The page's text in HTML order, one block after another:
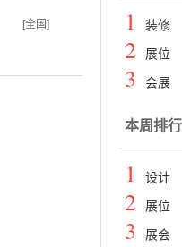
[全国] 1 装修
2 展位
3 会展
本周排行
1 设计
2 展位
3 展会